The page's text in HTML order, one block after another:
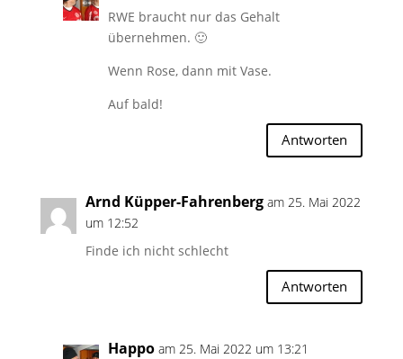
RWE braucht nur das Gehalt
übernehmen. 🙂
Wenn Rose, dann mit Vase.
Auf bald!
Antworten
Arnd Küpper-Fahrenberg am 25. Mai 2022
um 12:52
Finde ich nicht schlecht
Antworten
Happo am 25. Mai 2022 um 13:21